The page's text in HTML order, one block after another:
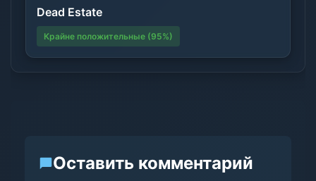
Dead Estate
Крайне положительные (95%)
Оставить комментарий